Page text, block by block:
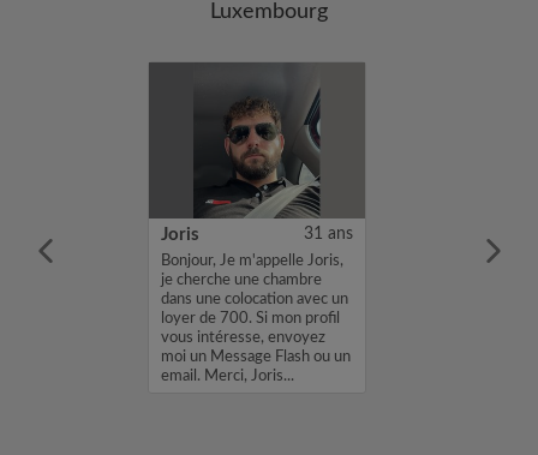
Luxembourg
à
Joris 31 ans
Bonjour, Je m'appelle Joris,
je cherche une chambre
dans une colocation avec un
loyer de 700. Si mon profil
vous intéresse, envoyez
moi un Message Flash ou un
email. Merci, Joris...